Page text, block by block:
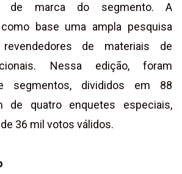
de marca do segmento. A
base uma ampla pesquisa
de materiais de
Nessa edição, foram
segmentos, divididos em 88
de quatro enquetes especiais,
36 mil votos válidos.